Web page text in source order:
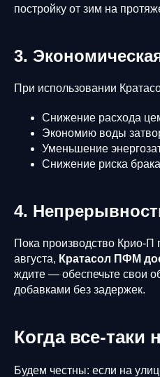
постройку от зим на
3.
При использовании
Снижение расхода
Экономию воды
Уменьшение
Снижение риска
4.
Пока производство Крио-П
августа, Кратасол ПФМ
ждите — обеспечьте свои
добавками без задержек.
Когда все-таки
Будем честны: если на